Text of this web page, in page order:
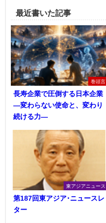
最近書いた記事
巻頭言
長寿企業で圧倒する日本企業
―変わらない使命と、変わり
続ける力―
東アジアニュース
第187回東アジア･ニュースレ
ター